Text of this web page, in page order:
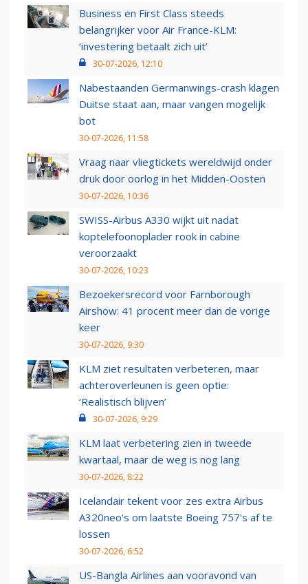
Business en First Class steeds
belangrijker voor Air France-KLM:
‘investering betaalt zich uit’
30-07-2026, 12:10
Nabestaanden Germanwings-crash klagen
Duitse staat aan, maar vangen mogelijk
bot
30-07-2026, 11:58
Vraag naar vliegtickets wereldwijd onder
druk door oorlog in het Midden-Oosten
30-07-2026, 10:36
SWISS-Airbus A330 wijkt uit nadat
koptelefoonoplader rook in cabine
veroorzaakt
30-07-2026, 10:23
Bezoekersrecord voor Farnborough
Airshow: 41 procent meer dan de vorige
keer
30-07-2026, 9:30
KLM ziet resultaten verbeteren, maar
achteroverleunen is geen optie:
‘Realistisch blijven’
30-07-2026, 9:29
KLM laat verbetering zien in tweede
kwartaal, maar de weg is nog lang
30-07-2026, 8:22
Icelandair tekent voor zes extra Airbus
A320neo's om laatste Boeing 757's af te
lossen
30-07-2026, 6:52
US-Bangla Airlines aan vooravond van